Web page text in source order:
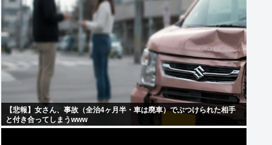
【悲報】女さん、事故（全治4ヶ月半・車は廃車）でぶつけられた相手
と付き合ってしまうwww